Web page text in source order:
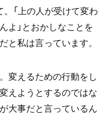
「上の人が受けて変わ
よ」とおかしなことを
と私は言っています。
変えるための行動をし
えようとするのではな
大事だと言っているん